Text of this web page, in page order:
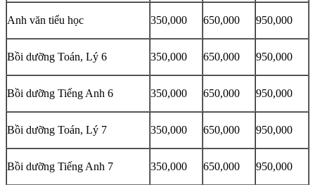
Anh văn tiểu học 350,000 650,000 950,000
Bồi dưỡng Toán, Lý 6 350,000 650,000 950,000
Bồi dưỡng Tiếng Anh 6 350,000 650,000 950,000
Bồi dưỡng Toán, Lý 7 350,000 650,000 950,000
Bồi dưỡng Tiếng Anh 7 350,000 650,000 950,000